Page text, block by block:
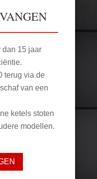
dan 15 jaar
terug via de
van een
ketels stoten
modellen.